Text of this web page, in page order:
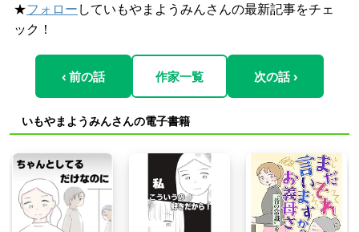
★フォロー していもやまようみんさんの最新記事をチェ
ック！
‹ 前の話 作家一覧 次の話 ›
いもやまようみんさんの電子書籍